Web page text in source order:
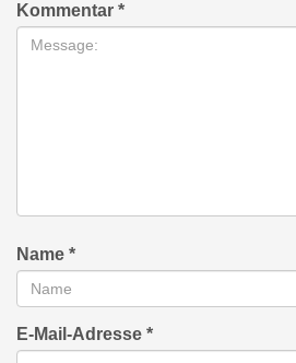
Kommentar *
Name *
E-Mail-Adresse *